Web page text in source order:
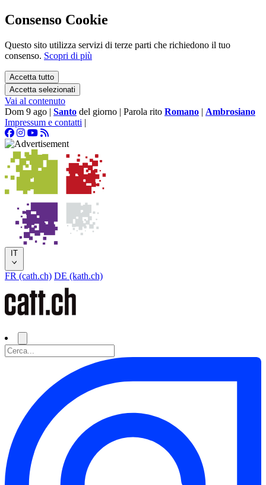
Consenso Cookie
Questo sito utilizza servizi di terze parti che richiedono il tuo
consenso. Scopri di più
Accetta tutto
Accetta selezionati
Vai al contenuto
Dom 9 ago | Santo del giorno | Parola rito Romano | Ambrosiano
Impressum e contatti |
IT
FR (cath.ch) DE (kath.ch)